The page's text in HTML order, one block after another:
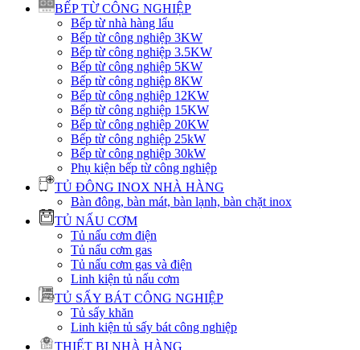
BẾP TỪ CÔNG NGHIỆP
Bếp từ nhà hàng lẩu
Bếp từ công nghiệp 3KW
Bếp từ công nghiệp 3.5KW
Bếp từ công nghiệp 5KW
Bếp từ công nghiệp 8KW
Bếp từ công nghiệp 12KW
Bếp từ công nghiệp 15KW
Bếp từ công nghiệp 20KW
Bếp từ công nghiệp 25kW
Bếp từ công nghiệp 30kW
Phụ kiện bếp từ công nghiệp
TỦ ĐÔNG INOX NHÀ HÀNG
Bàn đông, bàn mát, bàn lạnh, bàn chặt inox
TỦ NẤU CƠM
Tủ nấu cơm điện
Tủ nấu cơm gas
Tủ nấu cơm gas và điện
Linh kiện tủ nấu cơm
TỦ SẤY BÁT CÔNG NGHIỆP
Tủ sấy khăn
Linh kiện tủ sấy bát công nghiệp
THIẾT BỊ NHÀ HÀNG